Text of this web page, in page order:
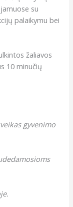
su
palaikymu bei
žaliavos
10 minučių
gyvenimo